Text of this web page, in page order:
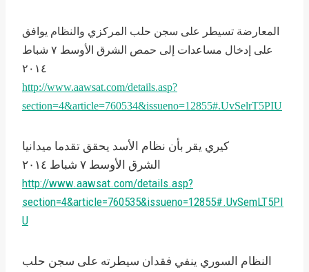
المعارضة تسيطر على سجن حلب المركزي والنظام يوافق
على إدخال مساعدات إلى حمص الشرق الأوسط ٧ شباط
٢۰۱٤
http://www.aawsat.com/details.asp?
section=4&article=760534&issueno=12855#.UvSelrT5PIU
الشرق الأوسط ٧ شباط ٢۰۱٤
http://www.aawsat.com/details.asp?
section=4&article=760535&issueno=12855#.UvSemLT5PI
U
النظام السوري ينفي فقدان سيطرته على سجن حلب